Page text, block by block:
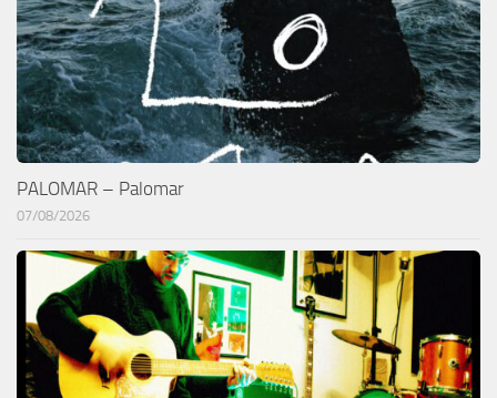
PALOMAR – Palomar
07/08/2026